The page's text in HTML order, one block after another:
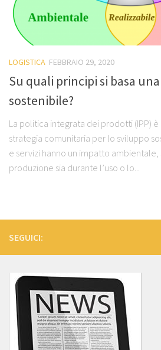
LOGISTICA FEBBRAIO 29, 2020
Su quali principi si basa
sostenibile?
La politica integrata dei prodotti (IPP)
strategia comunitaria per lo sviluppo
e servizi hanno un impatto ambientale,
produzione sia durante l’uso o lo...
SEGUICI: